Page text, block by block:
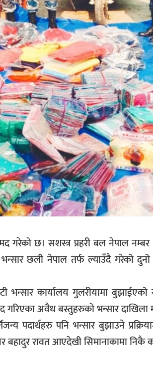
गरेको छ। सशस्त्र प्रहरी बल नेपाल
भन्सार छली नेपाल तर्फ ल्याउँदै गरेको
कार्यालय गुलरीयामा बुझाईएको
गरिएका अवैध बस्तुहरुको भन्सार
पदार्थहरु पनि भन्सार बुझाउने
नर बहादुर रावत आएदेखी सिमानाकामा